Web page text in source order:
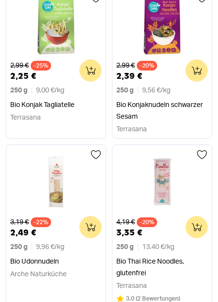
Alter Preis
2,99 € -25%
2,25 €
250 g 9,00 €/ kg
Bio Konjak Tagliatelle
0
Terrasana
Alter Preis
2,99 € -20%
2,39 €
250 g 9,56 €/ kg
Bio Konjaknudeln schwarzer
Sesam
0
Terrasana
Alter Preis
3,19 € -22%
2,49 €
250 g 9,96 €/ kg
Bio Udonnudeln
0
Arche Naturküche
Alter Preis
4,19 € -20%
3,35 €
250 g 13,40 €/ kg
Bio Thai Rice Noodles,
glutenfrei
0
Terrasana
Bewertung:
3.0/5
(2 Bewertungen)